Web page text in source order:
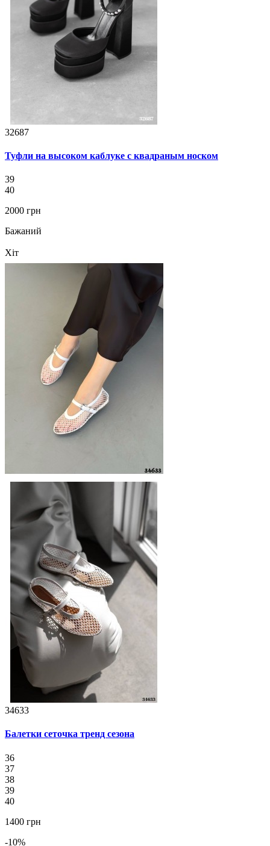
32687
Туфли на высоком каблуке с квадраным носком
39
40
2000 грн
Бажаний
Хіт
34633
Балетки сеточка тренд сезона
36
37
38
39
40
1400 грн
-10%